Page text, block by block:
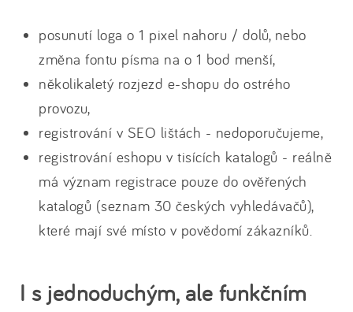
posunutí loga o 1 pixel nahoru / dolů, nebo
změna fontu písma na o 1 bod menší,
několikaletý rozjezd e-shopu do ostrého
provozu,
registrování v SEO lištách - nedoporučujeme,
registrování eshopu v tisících katalogů - reálně
má význam registrace pouze do ověřených
katalogů (seznam 30 českých vyhledávačů),
které mají své místo v povědomí zákazníků.
I s jednoduchým, ale funkčním